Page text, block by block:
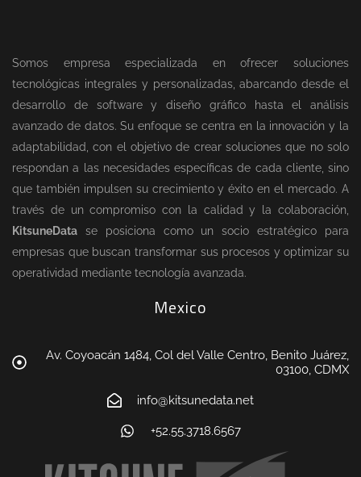
Somos empresa especializada en ofrecer soluciones
tecnológicas integrales y personalizadas, abarcando desde el
desarrollo de software y diseño gráfico hasta el análisis
avanzado de datos. Su enfoque se centra en la innovación y la
adaptabilidad, con el objetivo de crear soluciones que no solo
respondan a las necesidades específicas de cada cliente, sino
que también impulsen su crecimiento y éxito en el mercado. A
través de un compromiso con la calidad y la colaboración,
KitsuneData se posiciona como un socio estratégico para
empresas que buscan transformar sus procesos y optimizar su
operatividad mediante tecnología avanzada.
Mexico
Av. Coyoacán 1484, Col del Valle Centro, Benito Juárez,
03100, CDMX
info@kitsunedata.net
+52.55.3718.6567